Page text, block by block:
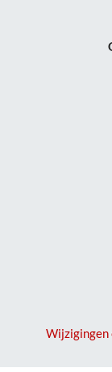
Wijzigingen